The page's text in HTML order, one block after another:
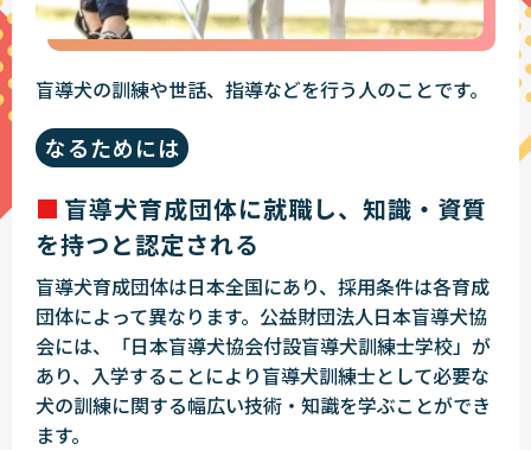
盲導犬の訓練や世話、指導などを行う人のことです。
なるためには
盲導犬育成団体に就職し、知識・資質
を持つと認定される
盲導犬育成団体は日本全国にあり、採用条件は各育成
団体によって異なります。公益財団法人日本盲導犬協
会には、「日本盲導犬協会付設盲導犬訓練士学校」が
あり、入学することにより盲導犬訓練士として必要な
犬の訓練に関する幅広い技術・知識を学ぶことができ
ます。